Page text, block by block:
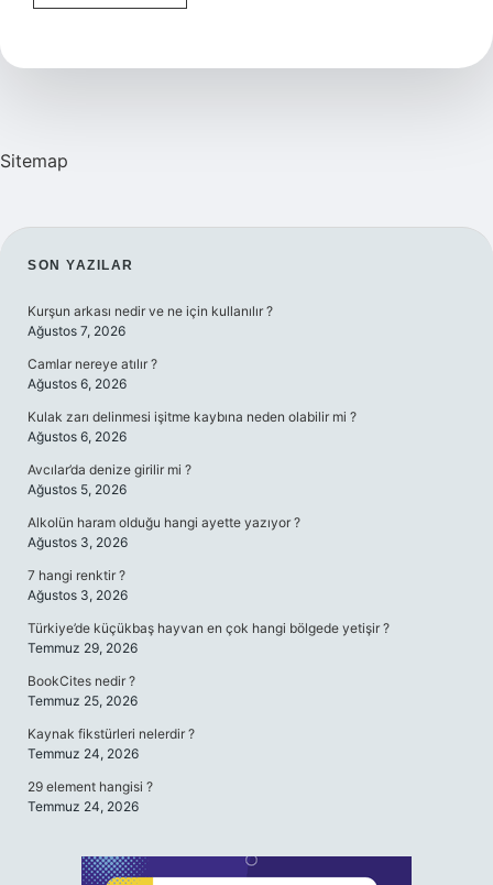
Çökerten
Etkileri
Sitemap
SIDEBAR
SON YAZILAR
Kurşun arkası nedir ve ne için kullanılır ?
Ağustos 7, 2026
Camlar nereye atılır ?
Ağustos 6, 2026
Kulak zarı delinmesi işitme kaybına neden olabilir mi ?
Ağustos 6, 2026
Avcılar’da denize girilir mi ?
Ağustos 5, 2026
Alkolün haram olduğu hangi ayette yazıyor ?
Ağustos 3, 2026
7 hangi renktir ?
Ağustos 3, 2026
Türkiye’de küçükbaş hayvan en çok hangi bölgede yetişir ?
Temmuz 29, 2026
BookCites nedir ?
Temmuz 25, 2026
Kaynak fikstürleri nelerdir ?
Temmuz 24, 2026
29 element hangisi ?
Temmuz 24, 2026